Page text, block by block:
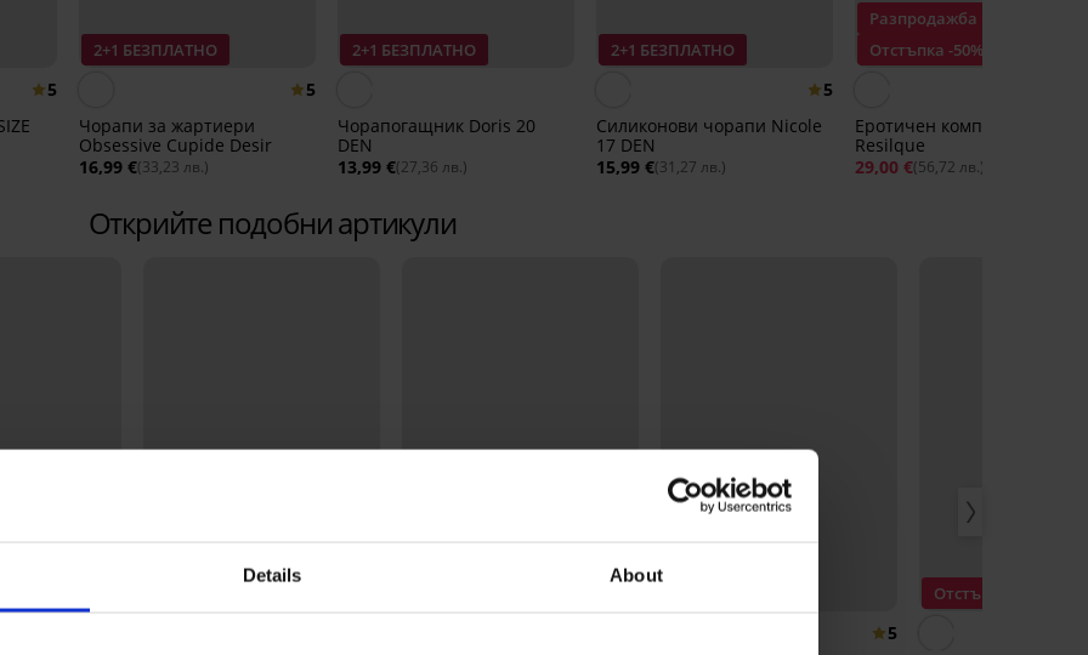
Details About
5
2+1 БЕЗПЛАТНО
5
Чорапи за жартиери
Obsessive Cupide Desir
16,99 €(33,23 лв.)
2+1 БЕЗПЛАТНО
Чорапогащник Doris 20
DEN
13,99 €(27,36 лв.)
2+1 БЕЗПЛАТНО
5
Силиконови чорапи Nicole
17 DEN
15,99 €(31,27 лв.)
Разпродажба
Отстъпка -50%
Еротичен комплект
Resilque
29,00 €(56,72 лв.)
Открийте подобни артикули
5
Отстъпка -30%